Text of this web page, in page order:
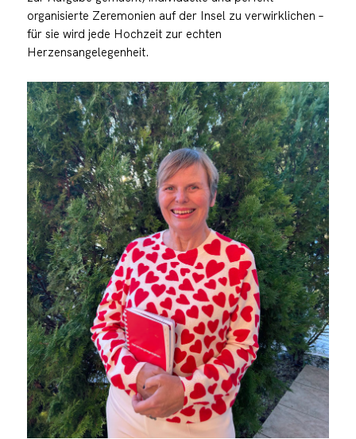
organisierte Zeremonien auf der Insel zu verwirklichen –
für sie wird jede Hochzeit zur echten
Herzensangelegenheit.